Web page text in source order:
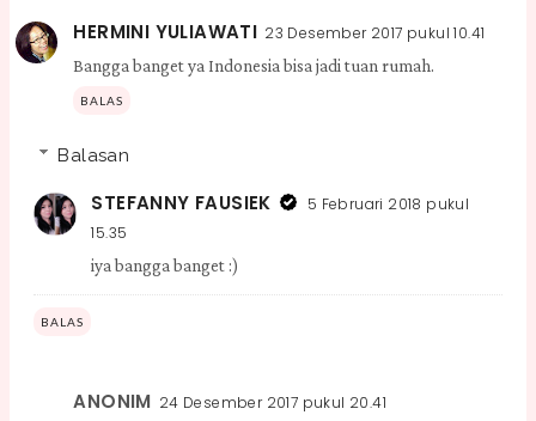
HERMINI YULIAWATI 23 Desember 2017 pukul 10.41
Bangga banget ya Indonesia bisa jadi tuan rumah.
BALAS
Balasan
STEFANNY FAUSIEK
5 Februari 2018 pukul
15.35
iya bangga banget :)
BALAS
ANONIM 24 Desember 2017 pukul 20.41